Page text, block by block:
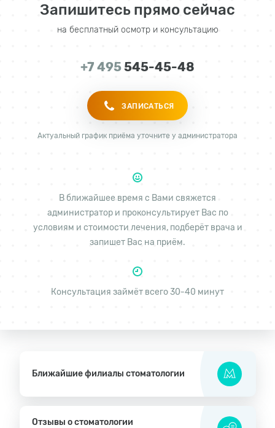
Запишитесь прямо сейчас
на бесплатный осмотр и консультацию
ЗАПИСАТЬСЯ
+7 495545-45-48
Актуальный график приёма уточните у администратора
В ближайшее время с Вами свяжется
администратор и проконсультирует Вас по
условиям и стоимости лечения, подберёт врача и
запишет Вас на приём.
Консультация займёт всего 30-40 минут
Ближайшие филиалы стоматологии
Отзывы о стоматологии